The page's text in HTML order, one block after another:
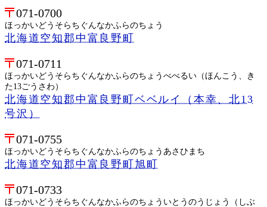
071-0700
ほっかいどうそらちぐんなかふらのちょう
北海道空知郡中富良野町
071-0711
ほっかいどうそらちぐんなかふらのちょうべべるい（ほんこう、き
た13ごうさわ）
北海道空知郡中富良野町ベベルイ（本幸、北13
号沢）
071-0755
ほっかいどうそらちぐんなかふらのちょうあさひまち
北海道空知郡中富良野町旭町
071-0733
ほっかいどうそらちぐんなかふらのちょういとうのうじょう（しぶ